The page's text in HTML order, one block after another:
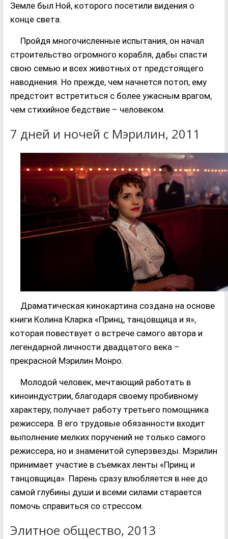
Земле был Ной, которого посетили видения о
конце света.
Пройдя многочисленные испытания, он начал
строительство огромного корабля, дабы спасти
свою семью и всех животных от предстоящего
наводнения. Но прежде, чем начнется потоп, ему
предстоит встретиться с более ужасным врагом,
чем стихийное бедствие – человеком.
7 дней и ночей с Мэрилин, 2011
Драматическая кинокартина создана на основе
книги Колина Кларка «Принц, танцовщица и я»,
которая повествует о встрече самого автора и
легендарной личности двадцатого века –
прекрасной Мэрилин Монро.
Молодой человек, мечтающий работать в
киноиндустрии, благодаря своему пробивному
характеру, получает работу третьего помощника
режиссера. В его трудовые обязанности входит
выполнение мелких поручений не только самого
режиссера, но и знаменитой суперзвезды. Мэрилин
принимает участие в съемках ленты «Принц и
танцовщица». Парень сразу влюбляется в нее до
самой глубины души и всеми силами старается
помочь справиться со стрессом.
Элитное общество, 2013